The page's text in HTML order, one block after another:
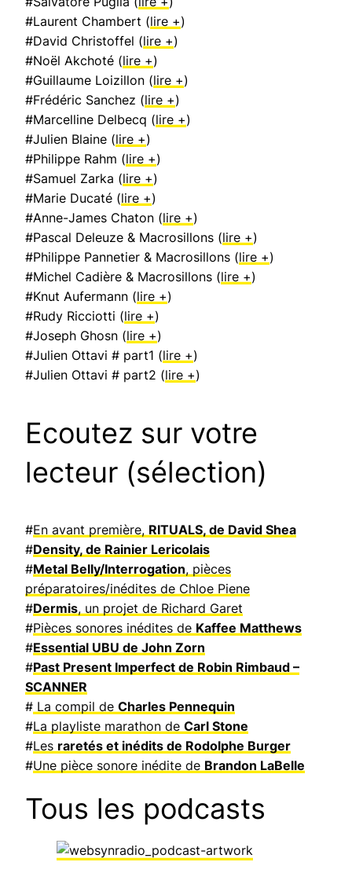
#Laurent Chambert (lire +)
#David Christoffel (lire +)
#Noël Akchoté (lire +)
#Guillaume Loizillon (lire +)
#Frédéric Sanchez (lire +)
#Marcelline Delbecq (lire +)
#Julien Blaine (lire +)
#Philippe Rahm (lire +)
#Samuel Zarka (lire +)
#Marie Ducaté (lire +)
#Anne-James Chaton (lire +)
#Pascal Deleuze & Macrosillons (lire +)
#Philippe Pannetier & Macrosillons (lire +)
#Michel Cadière & Macrosillons (lire +)
#Knut Aufermann (lire +)
#Rudy Ricciotti (lire +)
#Joseph Ghosn (lire +)
#Julien Ottavi # part1 (lire +)
#Julien Ottavi # part2 (lire +)
Ecoutez sur votre
lecteur (sélection)
#En avant première, RITUALS, de David Shea
#Density, de Rainier Lericolais
#Metal Belly/Interrogation, pièces
préparatoires/inédites de Chloe Piene
#Dermis, un projet de Richard Garet
#Pièces sonores inédites de Kaffee Matthews
#Essential UBU de John Zorn
#Past Present Imperfect de Robin Rimbaud –
SCANNER
# La compil de Charles Pennequin
#La playliste marathon de Carl Stone
#Les raretés et inédits de Rodolphe Burger
#Une pièce sonore inédite de Brandon LaBelle
Tous les podcasts